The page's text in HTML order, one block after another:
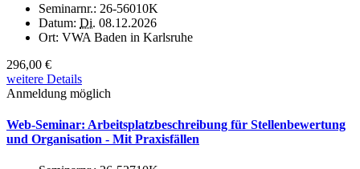
Seminarnr.: 26-56010K
Datum: Di. 08.12.2026
Ort: VWA Baden in Karlsruhe
296,00 €
weitere Details
Anmeldung möglich
Web-Seminar: Arbeitsplatzbeschreibung für Stellenbewertung
und Organisation - Mit Praxisfällen